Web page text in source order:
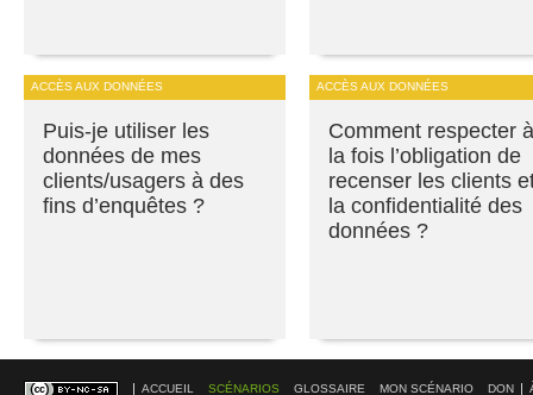
ACCÈS AUX DONNÉES
Puis-je utiliser les
données de mes
clients/usagers à des
fins d’enquêtes ?
ACCÈS AUX DONNÉES
Comment respecter à
la fois l’obligation de
recenser les clients
la confidentialité des
données ?
ACCUEIL SCÉNARIOS GLOSSAIRE MON SCÉNARIO DON